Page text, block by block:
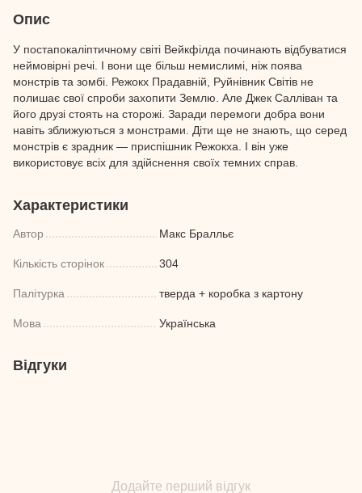
Опис
У постапокаліптичному світі Вейкфілда починають відбуватися
неймовірні речі. І вони ще більш немислимі, ніж поява
монстрів та зомбі. Режокх Прадавній, Руйнівник Світів не
полишає свої спроби захопити Землю. Але Джек Салліван та
його друзі стоять на сторожі. Заради перемоги добра вони
навіть зближуються з монстрами. Діти ще не знають, що серед
монстрів є зрадник — приспішник Режокха. І він уже
використовує всіх для здійснення своїх темних справ.
Характеристики
Автор Макс Бралльє
Кількість сторінок 304
Палітурка тверда + коробка з картону
Мова Українська
Відгуки
Додайте перший відгук